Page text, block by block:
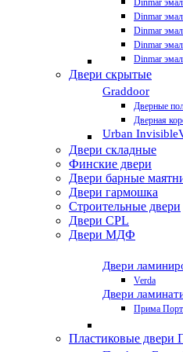
Dinmar
Dinmar
Dinmar
Dinmar
Dinmar
Двери скрытые
Graddoor
Дверные
Дверная
Urban Invisible
Двери складные
Финские двери
Двери барные
Двери гармошка
Строительные двери
Двери CРL
Двери МДФ
Двери
Verda
Двери
Прима
Пластиковые двери